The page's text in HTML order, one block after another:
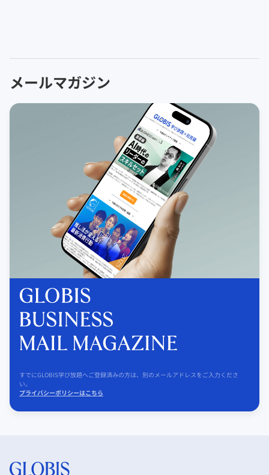
メールマガジン
すでにGLOBIS学び放題へご登録済みの方は、別のメールアドレスをご入力くださ
い。
プライバシーポリシーはこちら